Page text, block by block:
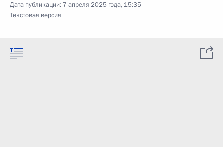
Дата публикации: 7 апреля 2025 года, 15:35
Текстовая версия